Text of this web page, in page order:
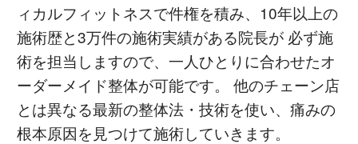
ィカルフィットネスで件権を積み、10年以上の
施術歴と3万件の施術実績がある院長が 必ず施
術を担当しますので、一人ひとりに合わせたオ
ーダーメイド整体が可能です。 他のチェーン店
とは異なる最新の整体法・技術を使い、痛みの
根本原因を見つけて施術していきます。